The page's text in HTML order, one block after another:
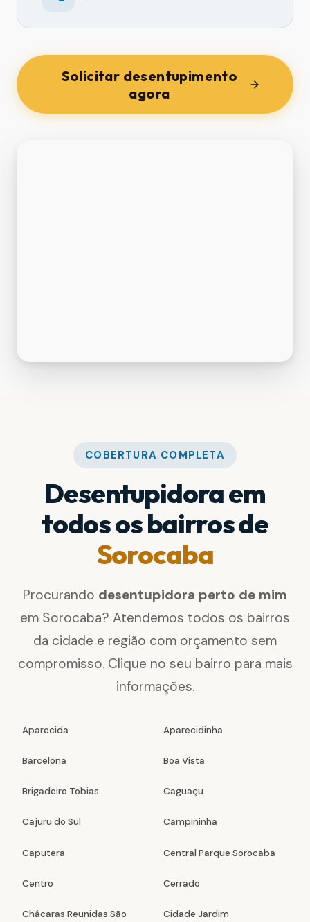
Solicitar desentupimento
agora
COBERTURA COMPLETA
Desentupidora em
todos os bairros de
Sorocaba
Procurando desentupidora perto de mim
em Sorocaba? Atendemos todos os bairros
da cidade e região com orçamento sem
compromisso. Clique no seu bairro para mais
informações.
Aparecida Aparecidinha
Barcelona Boa Vista
Brigadeiro Tobias Caguaçu
Cajuru do Sul Campininha
Caputera Central Parque Sorocaba
Centro Cerrado
Chácaras Reunidas São Cidade Jardim